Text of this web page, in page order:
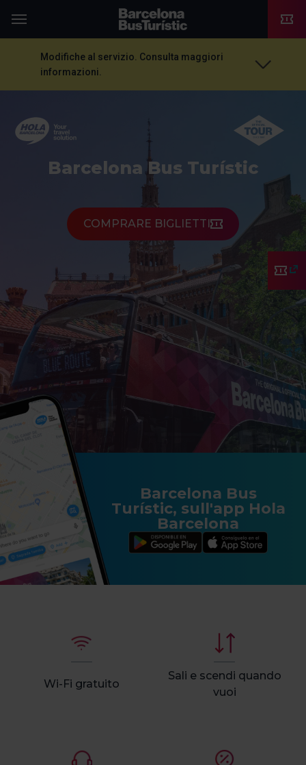
TMB-OCI
Modifiche al servizio. Consulta maggiori
informazioni.
Barcelona Bus Turístic
COMPRARE BIGLIETTI
Barcelona Bus
Turístic, sull'app Hola
Barcelona
Wi-Fi gratuito
Sali e scendi quando
vuoi